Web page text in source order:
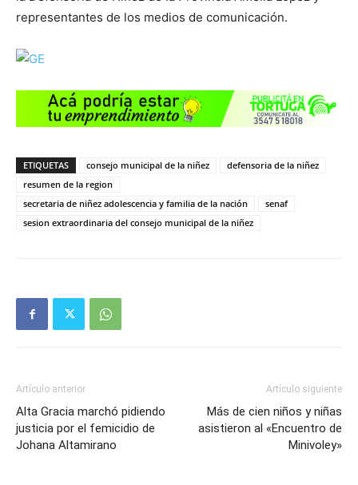
representantes de los medios de comunicación.
ETIQUETAS consejo municipal de la niñez
defensoria de la niñez
resumen de la region
secretaria de niñez adolescencia y familia de la nación
senaf
sesion extraordinaria del consejo municipal de la niñez
Artículo anterior
Alta Gracia marchó pidiendo
justicia por el femicidio de
Johana Altamirano
Artículo siguiente
Más de cien niños y niñas
asistieron al «Encuentro de
Minivoley»